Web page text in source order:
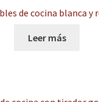
de cocina blanca y
Leer más